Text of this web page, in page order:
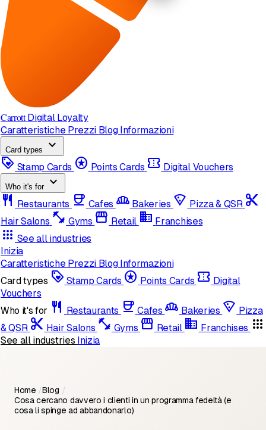
Carrott Digital Loyalty
Caratteristiche Prezzi Blog Informazioni
Card types
expand_more
loyalty Stamp Cards stars Points Cards confirmation_number Digital Vouchers
Who it's for expand_more
restaurant Restaurants coffee Cafes bakery_dining Bakeries local_pizza Pizza & QSR content_cut
Hair Salons fitness_center Gyms storefront Retail domain Franchises
apps See all industries
Inizia
Caratteristiche Prezzi Blog Informazioni
Card types loyalty Stamp Cards stars Points Cards confirmation_number Digital
Vouchers
Who it's for restaurant Restaurants coffee Cafes bakery_dining Bakeries local_pizza Pizza
& QSR content_cut Hair Salons fitness_center Gyms storefront Retail domain Franchises apps
See all industries Inizia
Home /Blog /
Cosa cercano davvero i clienti in un programma fedeltà (e
cosa li spinge ad abbandonarlo)